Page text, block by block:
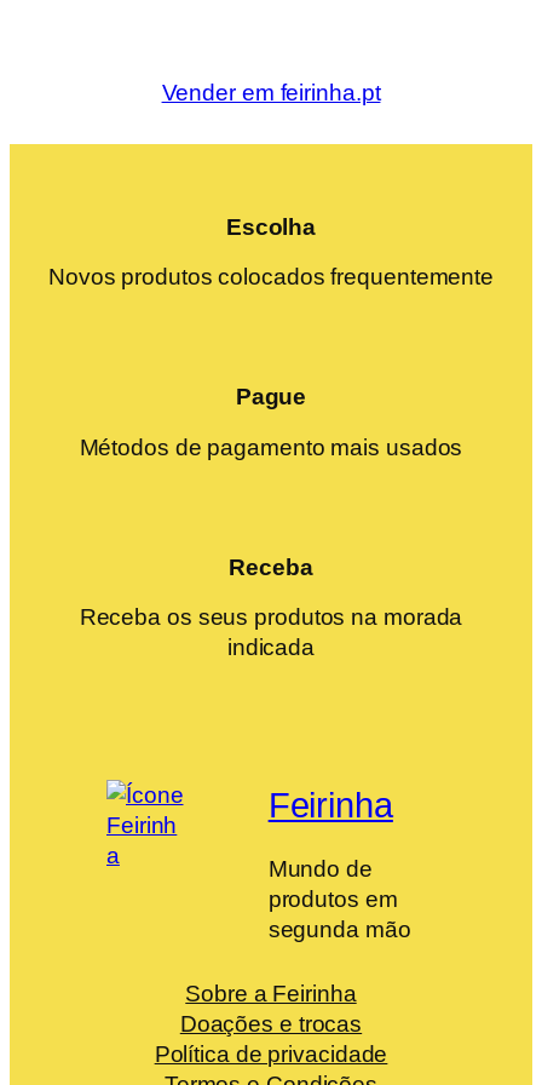
Vender em feirinha.pt
Escolha
Novos produtos colocados frequentemente
Pague
Métodos de pagamento mais usados
Receba
Receba os seus produtos na morada
indicada
Feirinha
Mundo de
produtos em
segunda mão
Sobre a Feirinha
Doações e trocas
Política de privacidade